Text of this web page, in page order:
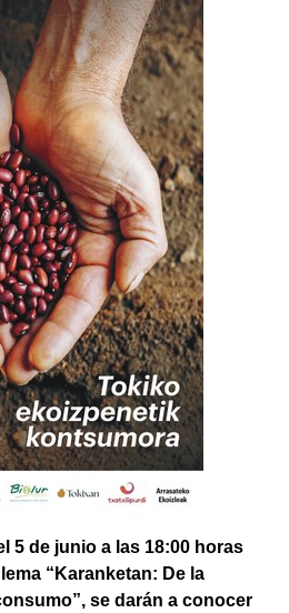
5 de junio a las 18:00 horas
“Karanketan: De la
se darán a conocer